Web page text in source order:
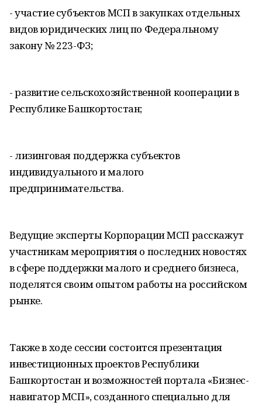
- участие субъектов МСП в закупках отдельных
видов юридических лиц по Федеральному
закону № 223-ФЗ;
- развитие сельскохозяйственной кооперации в
Республике Башкортостан;
- лизинговая поддержка субъектов
индивидуального и малого
предпринимательства.
Ведущие эксперты Корпорации МСП расскажут
участникам мероприятия о последних новостях
в сфере поддержки малого и среднего бизнеса,
поделятся своим опытом работы на российском
рынке.
Также в ходе сессии состоится презентация
инвестиционных проектов Республики
Башкортостан и возможностей портала «Бизнес-
навигатор МСП», созданного специально для